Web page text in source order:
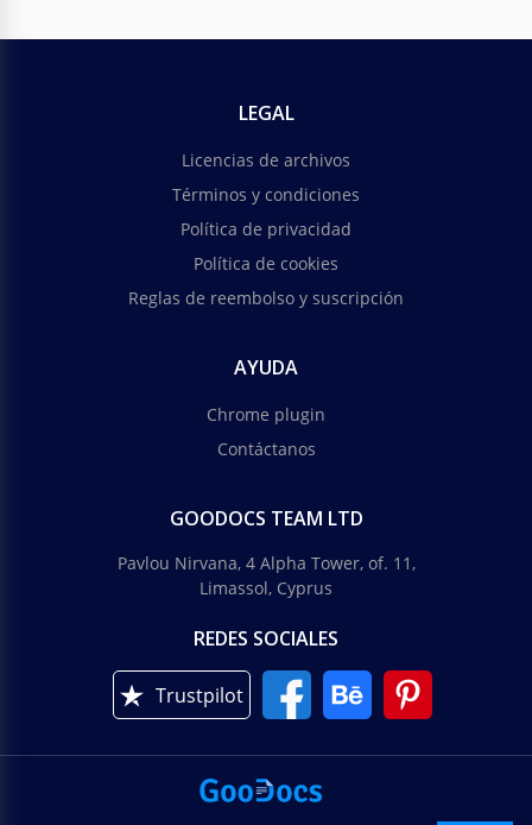
LEGAL
Licencias de archivos
Términos y condiciones
Política de privacidad
Política de cookies
Reglas de reembolso y suscripción
AYUDA
Chrome plugin
Contáctanos
GOODOCS TEAM LTD
Pavlou Nirvana, 4 Alpha Tower, of. 11,
Limassol, Cyprus
REDES SOCIALES
Trustpilot